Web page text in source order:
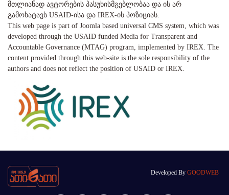
მთლიანად ავტორების პასუხისმგებლობაა და ის არ
გამოხატავს USAID-ისა და IREX-ის პოზიციას.
This web page is part of Joomla based universal CMS system, which was
developed through the USAID funded Media for Transparent and
Accountable Governance (MTAG) program, implemented by IREX. The
content provided through this web-site is the sole responsibility of the
authors and does not reflect the position of USAID or IREX.
Developed By GOODWEB